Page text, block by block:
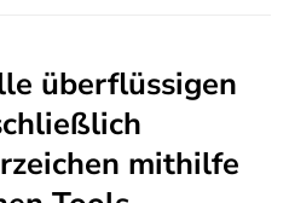
überflüssigen
mithilfe